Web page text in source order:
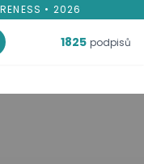
• 2026
1825 podpisů